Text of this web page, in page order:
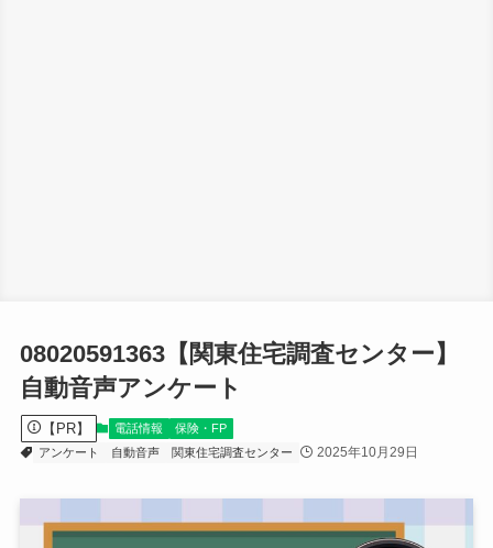
08020591363【関東住宅調査センター】
自動音声アンケート
【PR】 電話情報
保険・FP
アンケート
自動音声 関東住宅調査センター 2025年10月29日